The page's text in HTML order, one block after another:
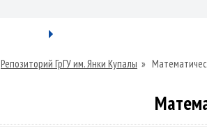
Репозиторий ГрГУ им. Янки Купалы »